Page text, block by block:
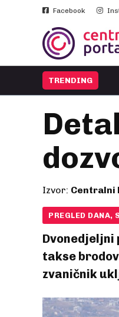
Facebook
TRENDING
Izvor: Centralni
PREGLED DANA,
Dvonedjeljni
takse
zvaničnik